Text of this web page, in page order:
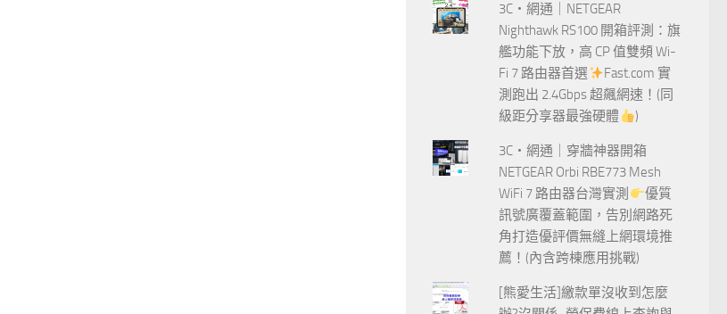
3C‧網通｜NETGEAR
Nighthawk RS100 開箱評測：旗
艦功能下放，高 CP 值雙頻 Wi-
Fi 7 路由器首選
Fast.com 實
測跑出 2.4Gbps 超飆網速！(同
級距分享器最強硬體
)
3C‧網通｜穿牆神器開箱
NETGEAR Orbi RBE773 Mesh
WiFi 7 路由器台灣實測
優質
訊號廣覆蓋範圍，告別網路死
角打造優評價無縫上網環境推
薦！(內含跨棟應用挑戰)
[熊愛生活]繳款單沒收到怎麼